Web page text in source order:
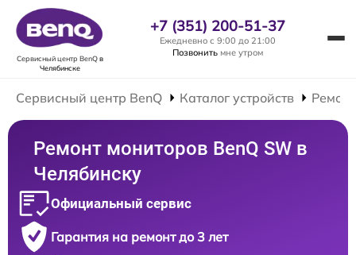
Сервисный центр BenQв
Челябинске
+7 (351) 200-51-37
Ежедневно с 9:00 до 21:00
Позвонить мне утром
Сервисный центр BenQ Каталог устройств
Ремонт мониторов BenQ SW в
Челябинску
Официальный сервис
Гарантия на ремонт до 3 лет